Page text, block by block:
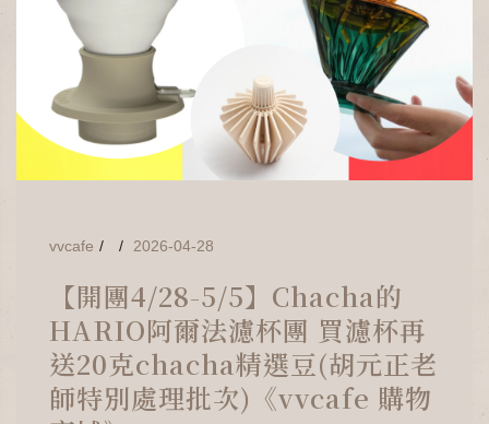
vvcafe 2026-04-28
【開團4/28-5/5】Chacha的
HARIO阿爾法濾杯團 買濾杯再
送20克chacha精選豆(胡元正老
師特別處理批次)《vvcafe 購物